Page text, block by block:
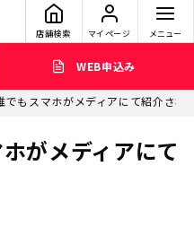
店舗検索 マイページ メニュー
WEB申込み
でもスマホがメディアにて紹介され
がメディアにて